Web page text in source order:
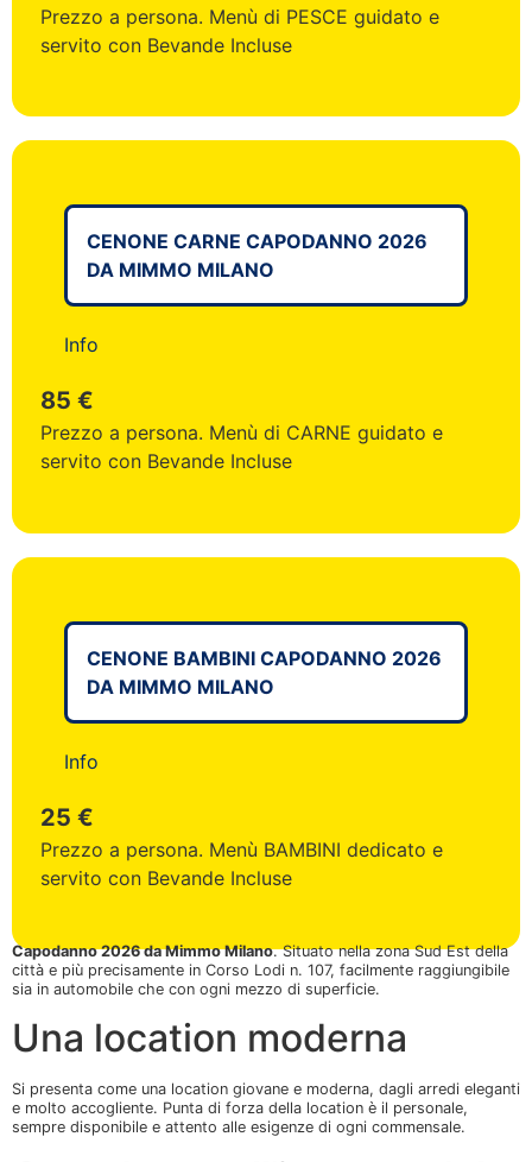
Prezzo a persona. Menù di PESCE guidato e
servito con Bevande Incluse
CENONE CARNE CAPODANNO 2026
DA MIMMO MILANO
Info
85 €
Prezzo a persona. Menù di CARNE guidato e
servito con Bevande Incluse
CENONE BAMBINI CAPODANNO 2026
DA MIMMO MILANO
Info
25 €
Prezzo a persona. Menù BAMBINI dedicato e
servito con Bevande Incluse
Capodanno 2026 da Mimmo Milano. Situato nella zona Sud Est della
città e più precisamente in Corso Lodi n. 107, facilmente raggiungibile
sia in automobile che con ogni mezzo di superficie.
Una location moderna
Si presenta come una location giovane e moderna, dagli arredi eleganti
e molto accogliente. Punta di forza della location è il personale,
sempre disponibile e attento alle esigenze di ogni commensale.